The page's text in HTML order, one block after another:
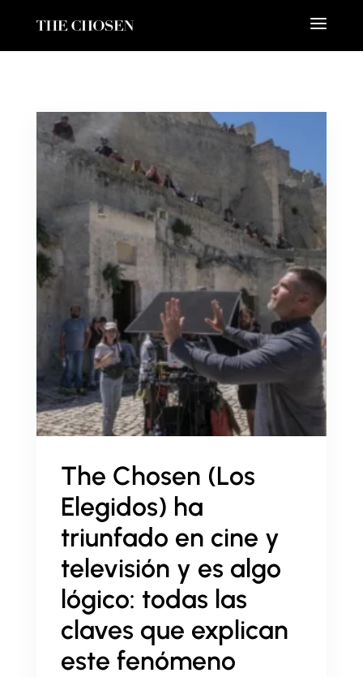
APOYAR
The Chosen (Los
Elegidos) ha
triunfado en cine y
televisión y es algo
lógico: todas las
claves que explican
este fenómeno